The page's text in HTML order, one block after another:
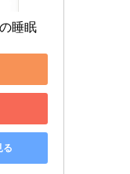
睡眠
る